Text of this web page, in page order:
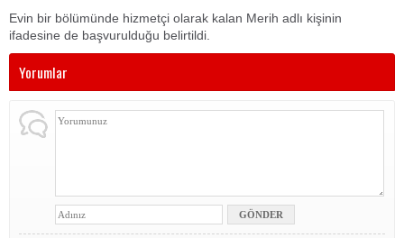
Evin bir bölümünde hizmetçi olarak kalan Merih adlı kişinin
ifadesine de başvurulduğu belirtildi.
Yorumlar